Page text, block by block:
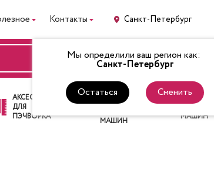
Контакты Санкт-Петербург
Мы определили ваш регион как:
Санкт-Петербург
Остаться Сменить
ВХОД
АКСЕССУАРЫ
ДЛЯ
ПЭЧВОРКА
ЛАПКИ
ДЛЯ
МАШИН
ИГЛЫ ДЛЯ
ШВЕЙНЫХ
МАШИН